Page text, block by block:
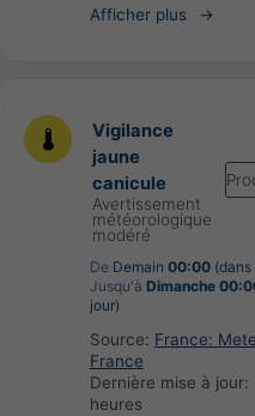
Afficher plus
Vigilance
jaune
canicule
Avertissement
météorologique
modéré
De Demain 00:00
Jusqu'à Dimanche
jour)
Source: France:
France
Dernière mise à jour:
heures